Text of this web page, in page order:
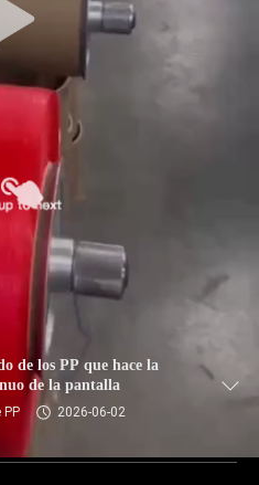
de los PP que hace la
de la pantalla
2026-06-02